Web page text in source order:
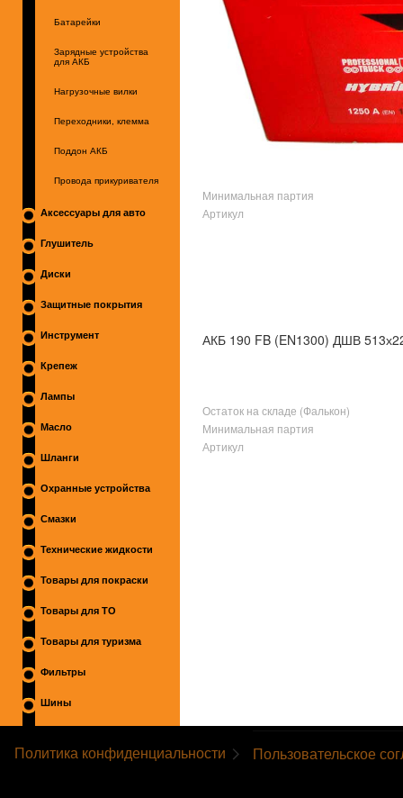
Батарейки
Зарядные устройства
для АКБ
Нагрузочные вилки
Переходники, клемма
Поддон АКБ
Провода прикуривателя
Аксессуары для авто
Глушитель
Диски
Защитные покрытия
Инструмент
Крепеж
Лампы
Масло
Шланги
Охранные устройства
Смазки
Технические жидкости
Товары для покраски
Товары для ТО
Товары для туризма
Фильтры
Шины
Минимальная партия
Артикул
АКБ 190 FB (EN1300) ДШВ
Остаток на складе (Фалькон)
Минимальная партия
Артикул
Политика конфиденциальности Пользовательское